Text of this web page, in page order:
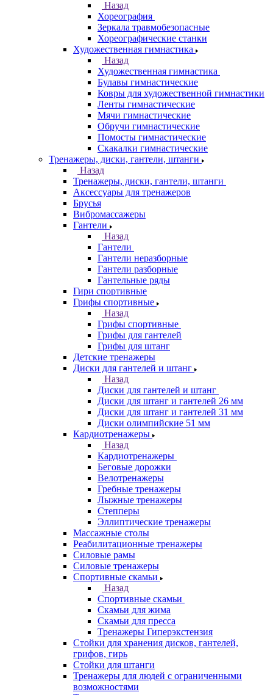
Назад
Хореография
Зеркала травмобезопасные
Хореографические станки
Художественная гимнастика
Назад
Художественная гимнастика
Булавы гимнастические
Ковры для художественной гимнастики
Ленты гимнастические
Мячи гимнастические
Обручи гимнастические
Помосты гимнастические
Скакалки гимнастические
Тренажеры, диски, гантели, штанги
Назад
Тренажеры, диски, гантели, штанги
Аксессуары для тренажеров
Брусья
Вибромассажеры
Гантели
Назад
Гантели
Гантели неразборные
Гантели разборные
Гантельные ряды
Гири спортивные
Грифы спортивные
Назад
Грифы спортивные
Грифы для гантелей
Грифы для штанг
Детские тренажеры
Диски для гантелей и штанг
Назад
Диски для гантелей и штанг
Диски для штанг и гантелей 26 мм
Диски для штанг и гантелей 31 мм
Диски олимпийские 51 мм
Кардиотренажеры
Назад
Кардиотренажеры
Беговые дорожки
Велотренажеры
Гребные тренажеры
Лыжные тренажеры
Степперы
Эллиптические тренажеры
Массажные столы
Реабилитационные тренажеры
Силовые рамы
Силовые тренажеры
Спортивные скамьи
Назад
Спортивные скамьи
Скамьи для жима
Скамьи для пресса
Тренажеры Гиперэкстензия
Стойки для хранения дисков, гантелей,
грифов, гирь
Стойки для штанги
Тренажеры для людей с ограниченными
возможностями